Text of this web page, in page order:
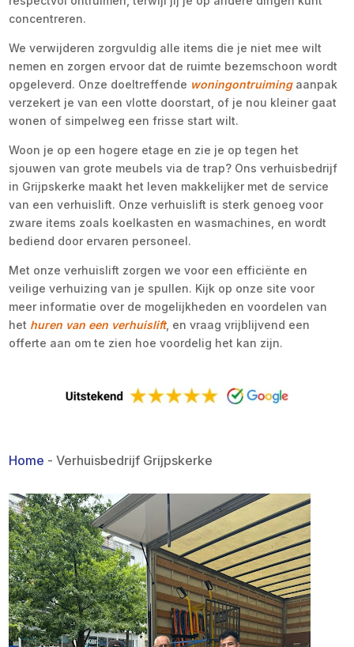
concentreren.
We verwijderen zorgvuldig alle items die je niet mee wilt
nemen en zorgen ervoor dat de ruimte bezemschoon wordt
opgeleverd. Onze doeltreffende woningontruimingaanpak
verzekert je van een vlotte doorstart, of je nou kleiner gaat
wonen of simpelweg een frisse start wilt.
Woon je op een hogere etage en zie je op tegen het
sjouwen van grote meubels via de trap? Ons verhuisbedrijf
in Grijpskerke maakt het leven makkelijker met de service
van een verhuislift. Onze verhuislift is sterk genoeg voor
zware items zoals koelkasten en wasmachines, en wordt
bediend door ervaren personeel.
Met onze verhuislift zorgen we voor een efficiënte en
veilige verhuizing van je spullen. Kijk op onze site voor
meer informatie over de mogelijkheden en voordelen van
het huren van een verhuislift, en vraag vrijblijvend een
offerte aan om te zien hoe voordelig het kan zijn.
Home -Verhuisbedrijf Grijpskerke